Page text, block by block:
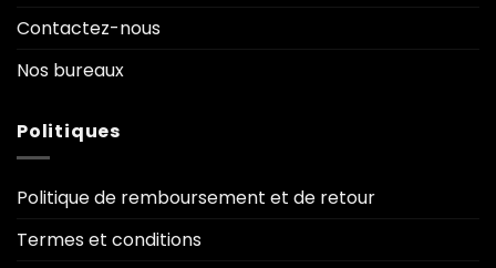
Contactez-nous
Nos bureaux
Politiques
Politique de remboursement et de retour
Termes et conditions